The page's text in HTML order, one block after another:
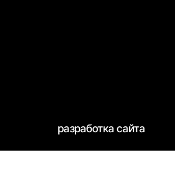
разработка сайта